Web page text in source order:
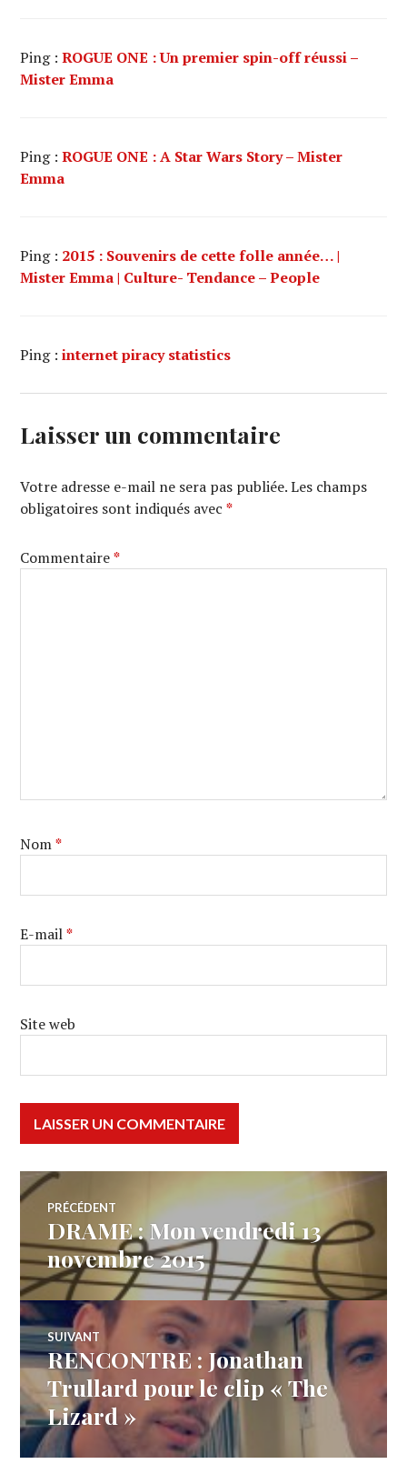
Ping :ROGUE ONE : Un premier spin-off réussi –
Mister Emma
Ping :ROGUE ONE : A Star Wars Story – Mister
Emma
Ping : 2015 : Souvenirs de cette folle année… |
Mister Emma | Culture- Tendance – People
Ping :internet piracy statistics
Laisser un commentaire
Votre adresse e-mail ne sera pas publiée. Les champs
obligatoires sont indiqués avec*
Commentaire*
Nom*
E-mail*
Site web
Navigation
de
l’article
PRÉCÉDENT
Article
précédent :
DRAME : Mon vendredi 13
novembre 2015
SUIVANT
Article
Suivant:
RENCONTRE : Jonathan
Trullard pour le clip « The
Lizard »